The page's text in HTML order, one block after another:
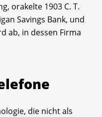
orakelte 1903 C. T.
Savings Bank, und
ab, in dessen Firma
die nicht als